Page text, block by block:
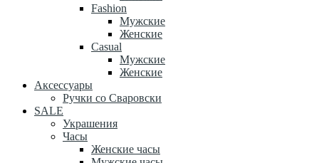
Fashion
Мужские
Женские
Casual
Мужские
Женские
Аксессуары
Ручки со Сваровски
SALE
Украшения
Часы
Женские часы